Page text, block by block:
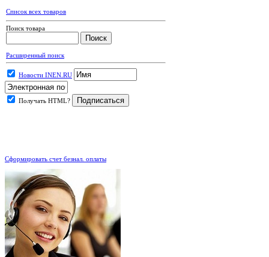
Список всех товаров
Поиск товара
Расширенный поиск
Новости INEN.RU
Получать HTML?
Сформировать счет безнал. оплаты